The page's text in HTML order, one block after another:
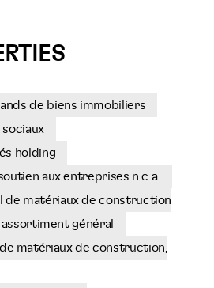
de biens immobiliers
holding
aux entreprises n.c.a.
de matériaux de construction
général
matériaux de construction,